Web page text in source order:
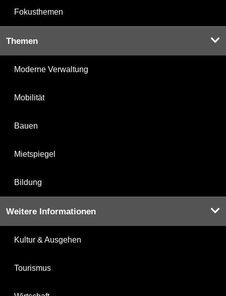
Fokusthemen
Themen
Moderne Verwaltung
Mobilität
Bauen
Mietspiegel
Bildung
Weitere Informationen
Kultur & Ausgehen
Tourismus